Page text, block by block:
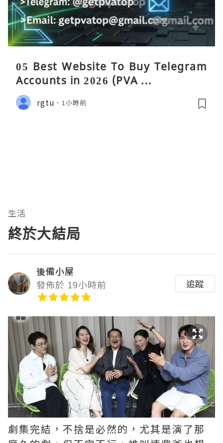
05 Best Website To Buy Telegram
Accounts in 2026 (PVA ...
rgtu 1小時前
生活
終於大結局
後備小屋
發佈於 19小時前
追蹤
劇集完結，不捨是必然的，尤其是演了那